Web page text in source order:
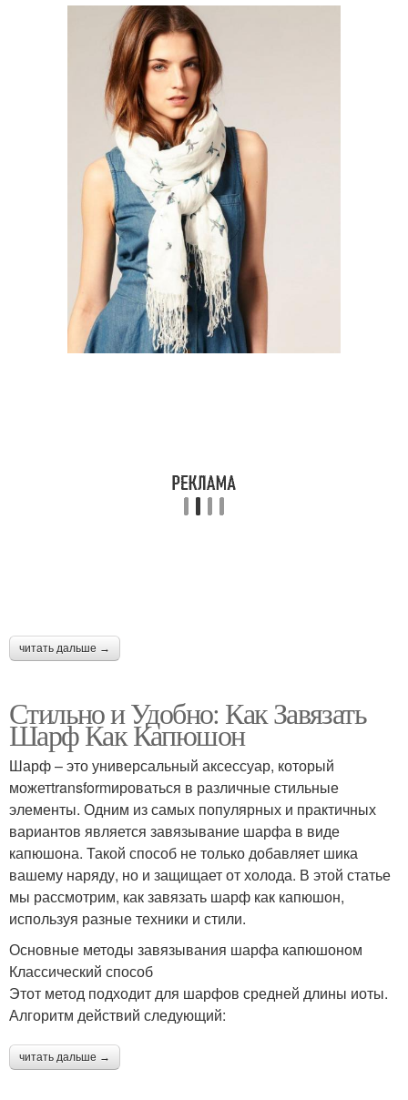
читать дальше →
Стильно и Удобно: Как Завязать
Шарф Как Капюшон
Шарф – это универсальный аксессуар, который
можетtransformироваться в различные стильные
элементы. Одним из самых популярных и практичных
вариантов является завязывание шарфа в виде
капюшона. Такой способ не только добавляет шика
вашему наряду, но и защищает от холода. В этой статье
мы рассмотрим, как завязать шарф как капюшон,
используя разные техники и стили.
Основные методы завязывания шарфа капюшоном
Классический способ
Этот метод подходит для шарфов средней длины иоты.
Алгоритм действий следующий:
читать дальше →